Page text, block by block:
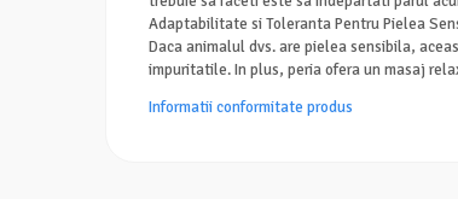
Adaptabilitate si Toleranta Pentru Pielea
Daca animalul dvs. are pielea sensibila,
impuritatile. In plus, peria ofera un masaj
Informatii conformitate produs